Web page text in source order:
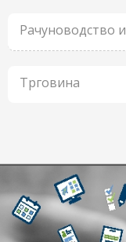
Рачуноводство
Трговина